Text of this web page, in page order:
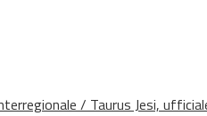
/ Taurus Jesi,